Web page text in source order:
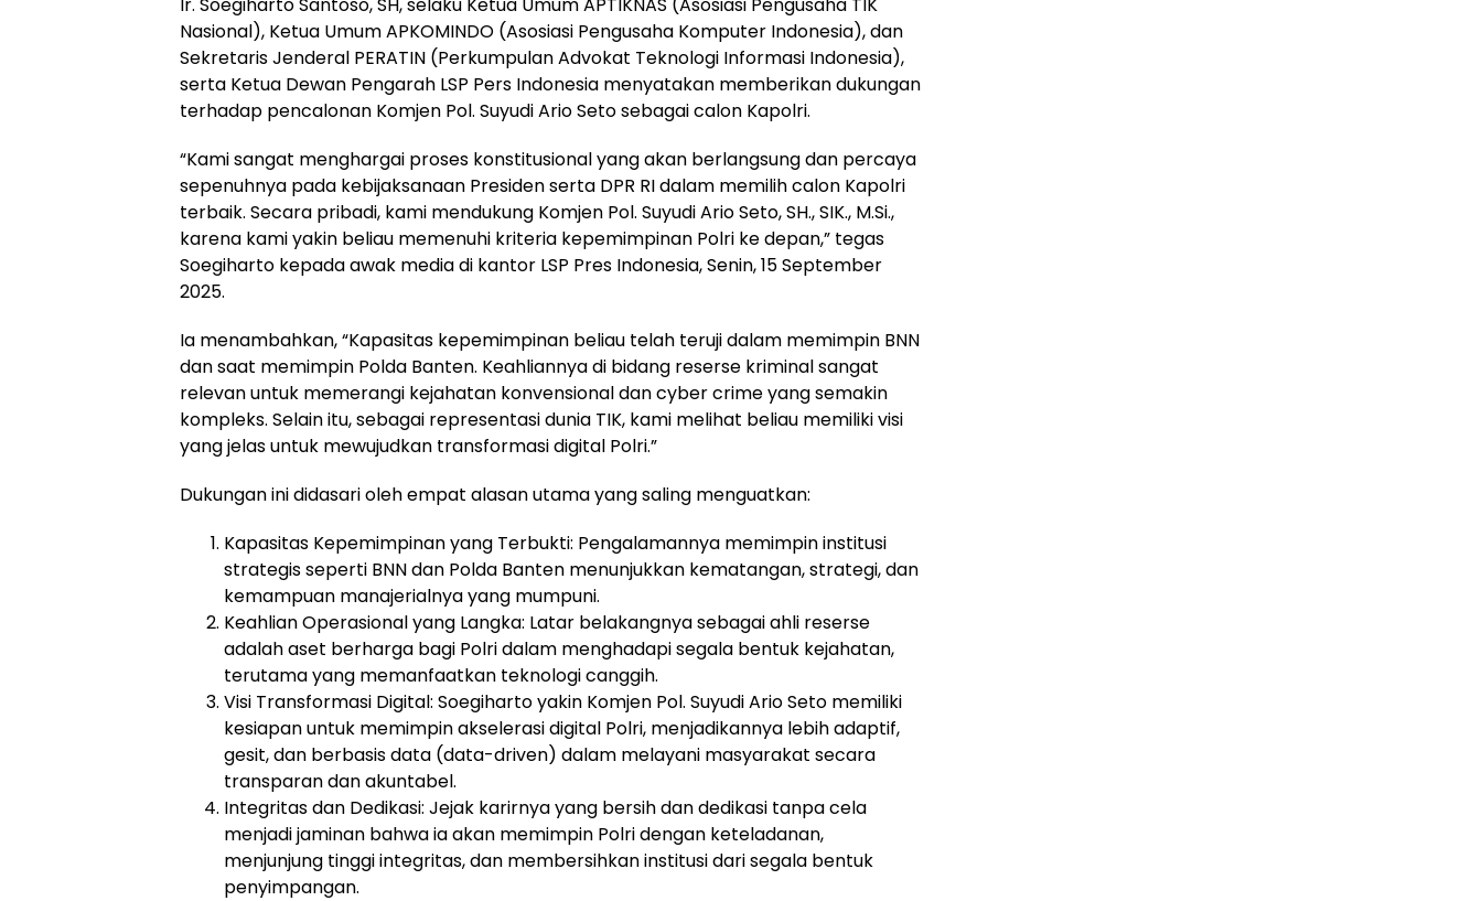
Nasional), Ketua Umum APKOMINDO (Asosiasi Pengusaha Komputer Indonesia), dan
Sekretaris Jenderal PERATIN (Perkumpulan Advokat Teknologi Informasi Indonesia),
serta Ketua Dewan Pengarah LSP Pers Indonesia menyatakan memberikan dukungan
terhadap pencalonan Komjen Pol. Suyudi Ario Seto sebagai calon Kapolri.
“Kami sangat menghargai proses konstitusional yang akan berlangsung dan percaya
sepenuhnya pada kebijaksanaan Presiden serta DPR RI dalam memilih calon Kapolri
terbaik. Secara pribadi, kami mendukung Komjen Pol. Suyudi Ario Seto, SH., SIK., M.Si.,
karena kami yakin beliau memenuhi kriteria kepemimpinan Polri ke depan,” tegas
Soegiharto kepada awak media di kantor LSP Pres Indonesia, Senin, 15 September
2025.
Ia menambahkan, “Kapasitas kepemimpinan beliau telah teruji dalam memimpin BNN
dan saat memimpin Polda Banten. Keahliannya di bidang reserse kriminal sangat
relevan untuk memerangi kejahatan konvensional dan cyber crime yang semakin
kompleks. Selain itu, sebagai representasi dunia TIK, kami melihat beliau memiliki visi
yang jelas untuk mewujudkan transformasi digital Polri.”
Dukungan ini didasari oleh empat alasan utama yang saling menguatkan:
Kapasitas Kepemimpinan yang Terbukti: Pengalamannya memimpin institusi
strategis seperti BNN dan Polda Banten menunjukkan kematangan, strategi, dan
kemampuan manajerialnya yang mumpuni.
Keahlian Operasional yang Langka: Latar belakangnya sebagai ahli reserse
adalah aset berharga bagi Polri dalam menghadapi segala bentuk kejahatan,
terutama yang memanfaatkan teknologi canggih.
Visi Transformasi Digital: Soegiharto yakin Komjen Pol. Suyudi Ario Seto memiliki
kesiapan untuk memimpin akselerasi digital Polri, menjadikannya lebih adaptif,
gesit, dan berbasis data (data-driven) dalam melayani masyarakat secara
transparan dan akuntabel.
Integritas dan Dedikasi: Jejak karirnya yang bersih dan dedikasi tanpa cela
menjadi jaminan bahwa ia akan memimpin Polri dengan keteladanan,
menjunjung tinggi integritas, dan membersihkan institusi dari segala bentuk
penyimpangan.